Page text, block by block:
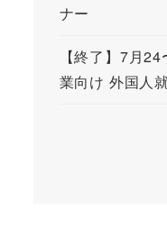
ナー
【終了】7月
業向け 外国人